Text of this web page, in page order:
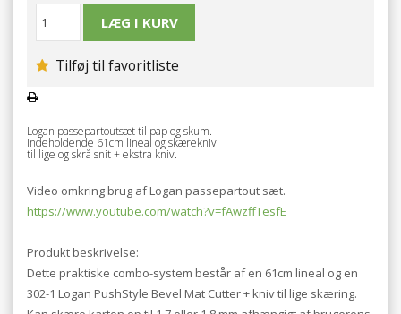
Tilføj til favoritliste
Logan passepartoutsæt til pap og skum.
Indeholdende 61cm lineal og skærekniv
til lige og skrå snit + ekstra kniv.
Video omkring brug af Logan passepartout sæt.
https://www.youtube.com/watch?v=fAwzffTesfE
Produkt beskrivelse:
Dette praktiske combo-system består af en 61cm lineal og en
302-1 Logan PushStyle Bevel Mat Cutter + kniv til lige skæring.